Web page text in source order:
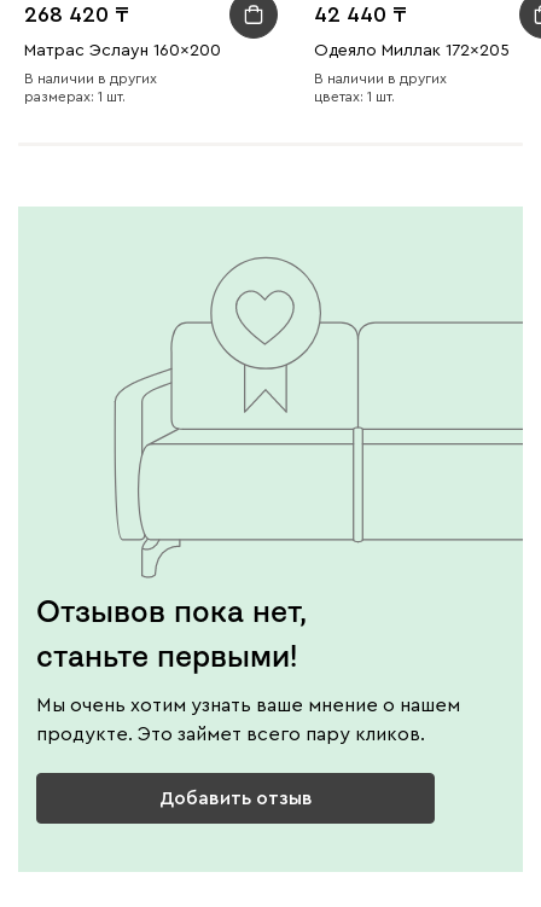
268 420
Матрас Эслаун 160x200
В наличии в других
размерах: 1 шт.
42 440
Одеяло Миллак 172x205
В наличии в других
цветах: 1 шт.
Отзывов пока нет,
станьте первыми!
Мы очень хотим узнать ваше мнение о нашем
продукте. Это займет всего пару кликов.
Добавить отзыв